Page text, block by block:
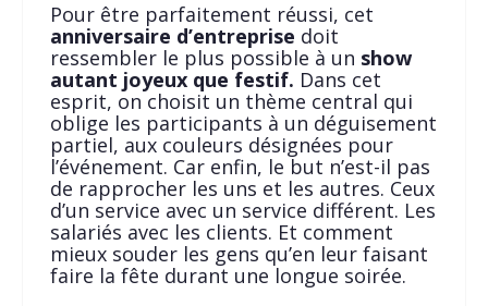
Pour être parfaitement réussi, cet
anniversaire d’entreprise doit
ressembler le plus possible à un show
autant joyeux que festif. Dans cet
esprit, on choisit un thème central qui
oblige les participants à un déguisement
partiel, aux couleurs désignées pour
l’événement. Car enfin, le but n’est-il pas
de rapprocher les uns et les autres. Ceux
d’un service avec un service différent. Les
salariés avec les clients. Et comment
mieux souder les gens qu’en leur faisant
faire la fête durant une longue soirée.